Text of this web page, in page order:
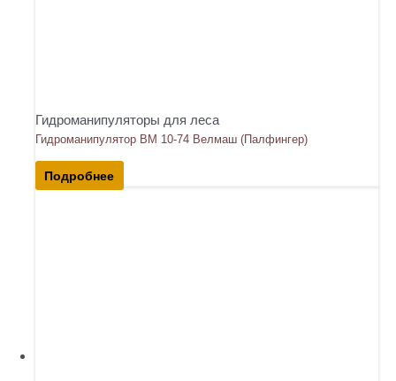
Гидроманипуляторы для леса
Гидроманипулятор ВМ 10-74 Велмаш (Палфингер)
Подробнее